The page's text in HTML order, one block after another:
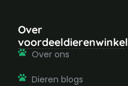
Over
voordeeldierenwinkel
Over ons
Dieren blogs